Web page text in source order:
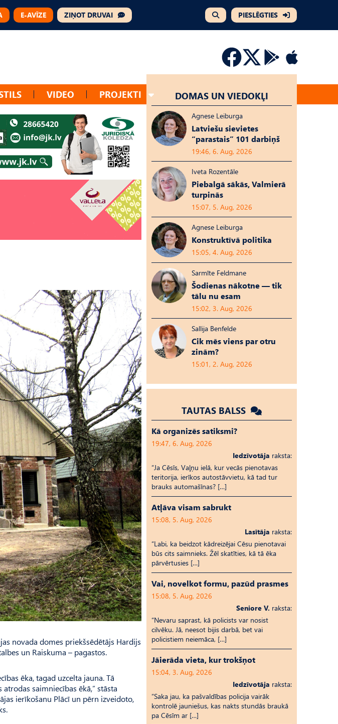
E-AVĪZE ZIŅOT DRUVAI PIESLĒGTIES
VIDEO PROJEKTI
novada domes priekšsēdētājs Hardijs
un Raiskuma – pagastos.
ēka, tagad uzcelta jauna. Tā
saim­niecības ēkā,” stāsta
ierīkošanu Plācī un pērn izveidoto,
DOMAS UN VIEDOKĻI
Agnese Leiburga
Latviešu sievietes
“parastais” 101 darbiņš
19:46, 6. Aug, 2026
Iveta Rozentāle
Piebalgā sākās, Valmierā
turpinās
15:07, 5. Aug, 2026
Agnese Leiburga
Konstruktīvā politika
15:05, 4. Aug, 2026
Sarmīte Feldmane
Šodienas nākotne — tik
tālu nu esam
15:02, 3. Aug, 2026
Sallija Benfelde
Cik mēs viens par otru
zinām?
15:01, 2. Aug, 2026
TAUTAS BALSS
Kā organizēs satiksmi?
19:47, 6. Aug, 2026
Iedzīvotāja raksta:
“Ja Cēsīs, Vaļņu ielā, kur vecās pienotavas
teritorija, ierīkos autostāvvietu, kā tad tur
brauks automašīnas? […]
Atļāva visam sabrukt
15:08, 5. Aug, 2026
Lasītāja raksta:
“Labi, ka beidzot kādreizējai Cēsu pienotavai
būs cits saimnieks. Žēl skatīties, kā tā ēka
pārvērtusies […]
Vai, novelkot formu, pazūd prasmes
15:08, 5. Aug, 2026
Seniore V. raksta:
“Nevaru saprast, kā policists var nosist
cilvēku. Jā, neesot bijis darbā, bet vai
policistiem neiemāca, […]
Jāierāda vieta, kur trokšņot
15:04, 3. Aug, 2026
Iedzīvotāja raksta:
“Saka jau, ka pašvaldības policija vairāk
kontrolē jauniešus, kas nakts stundās braukā
pa Cēsīm ar […]